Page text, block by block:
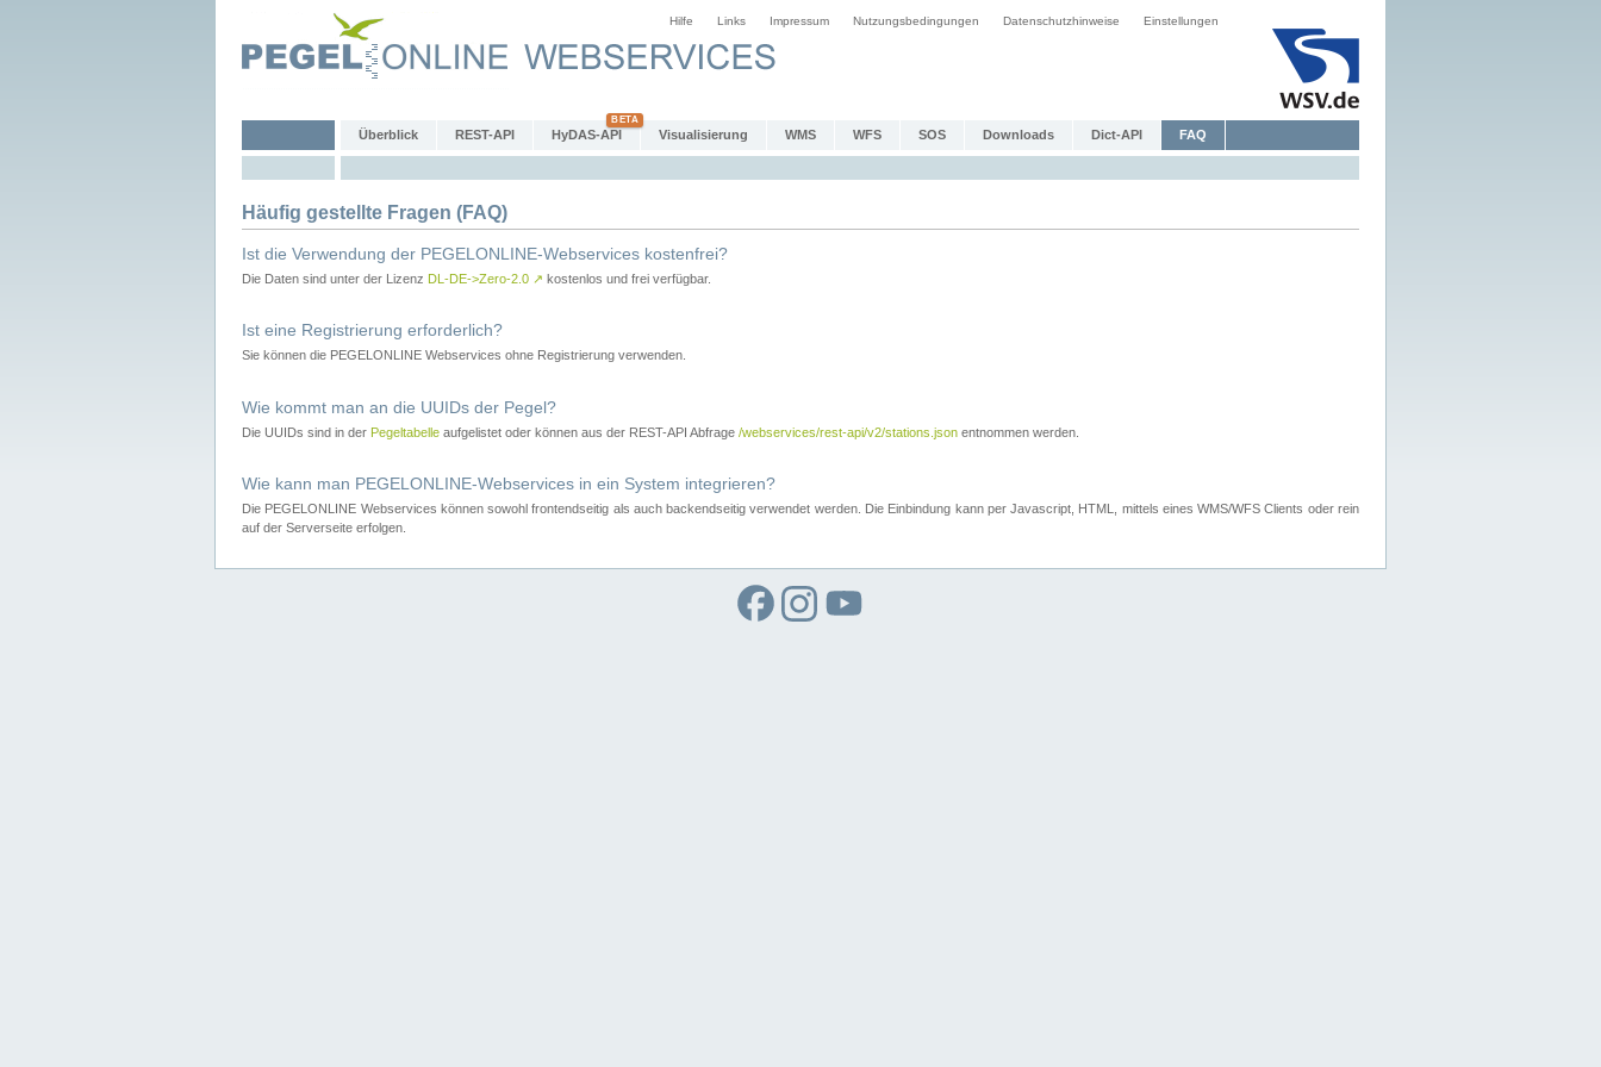
Hilfe Links Impressum Nutzungsbedingungen Datenschutzhinweise Einstellungen
Überblick REST-API HyDAS-API Visualisierung WMS WFS SOS Downloads Dict-API FAQ
Häufig gestellte Fragen (FAQ)
Ist die Verwendung der PEGELONLINE-Webservices kostenfrei?
Die Daten sind unter der Lizenz DL-DE->Zero-2.0 ↗ kostenlos und frei verfügbar.
Ist eine Registrierung erforderlich?
Sie können die PEGELONLINE Webservices ohne Registrierung verwenden.
Wie kommt man an die UUIDs der Pegel?
Die UUIDs sind in der Pegeltabelle aufgelistet oder können aus der REST-API Abfrage /webservices/rest-api/v2/stations.json entnommen werden.
Wie kann man PEGELONLINE-Webservices in ein System integrieren?
Die PEGELONLINE Webservices können sowohl frontendseitig als auch backendseitig verwendet werden. Die Einbindung kann per Javascript, HTML, mittels eines WMS/WFS Clients oder rein
auf der Serverseite erfolgen.